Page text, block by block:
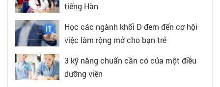
tiếng Hàn
Học các ngành khối D đem đến cơ hội
việc làm rộng mở cho bạn trẻ
3 kỹ năng chuẩn cần có của một điều
dưỡng viên